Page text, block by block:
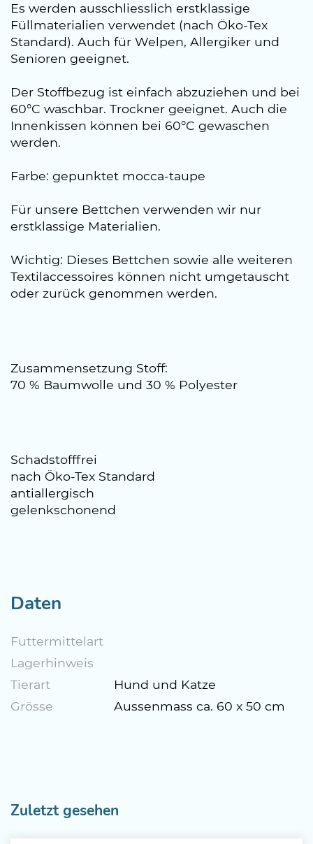
Es werden ausschliesslich erstklassige
Füllmaterialien verwendet (nach Öko-Tex
Standard). Auch für Welpen, Allergiker und
Senioren geeignet.
Der Stoffbezug ist einfach abzuziehen und bei
60°C waschbar. Trockner geeignet. Auch die
Innenkissen können bei 60°C gewaschen
werden.
Farbe: gepunktet mocca-taupe
Für unsere Bettchen verwenden wir nur
erstklassige Materialien.
Wichtig: Dieses Bettchen sowie alle weiteren
Textilaccessoires können nicht umgetauscht
oder zurück genommen werden.
Zusammensetzung Stoff:
70 % Baumwolle und 30 % Polyester
Schadstofffrei
nach Öko-Tex Standard
antiallergisch
gelenkschonend
Daten
Futtermittelart
Lagerhinweis
Tierart
Hund und Katze
Grösse
Aussenmass ca. 60 x 50 cm
Zuletzt gesehen